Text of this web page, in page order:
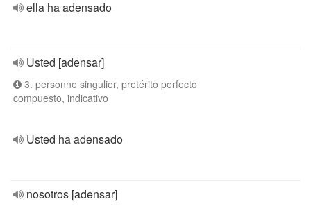
ella ha adensado
Usted [adensar]
3. personne singulier, pretérito perfecto
compuesto, indicativo
Usted ha adensado
nosotros [adensar]